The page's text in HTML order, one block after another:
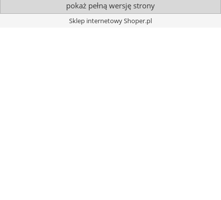
pokaż pełną wersję strony
Sklep internetowy Shoper.pl